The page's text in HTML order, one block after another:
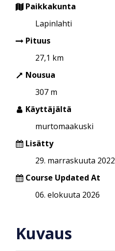
Paikkakunta
Lapinlahti
Pituus
27,1 km
Nousua
307 m
Käyttäjältä
murtomaakuski
Lisätty
29. marraskuuta 2022
Course Updated At
06. elokuuta 2026
Kuvaus